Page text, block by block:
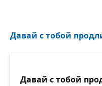
Давай с тобой
Давай с тобой